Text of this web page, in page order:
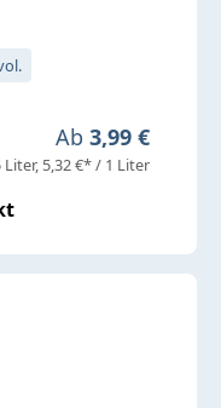
Regulärer Preis:
Ab 3,99 €
Liter 5,32 €* / 1 Liter